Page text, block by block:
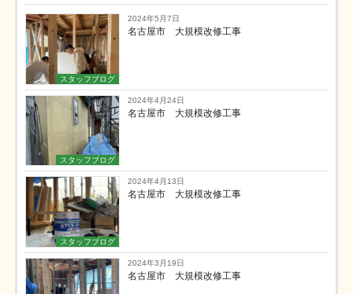
スタッフブログ
2024年5月7日
名古屋市 大規模改修工事
スタッフブログ
2024年4月24日
名古屋市 大規模改修工事
スタッフブログ
2024年4月13日
名古屋市 大規模改修工事
2024年3月19日
名古屋市 大規模改修工事